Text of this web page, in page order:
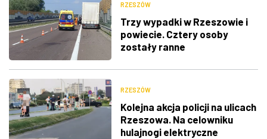
RZESZÓW
Trzy wypadki w Rzeszowie i
powiecie. Cztery osoby
zostały ranne
RZESZÓW
Kolejna akcja policji na ulicach
Rzeszowa. Na celowniku
hulajnogi elektryczne